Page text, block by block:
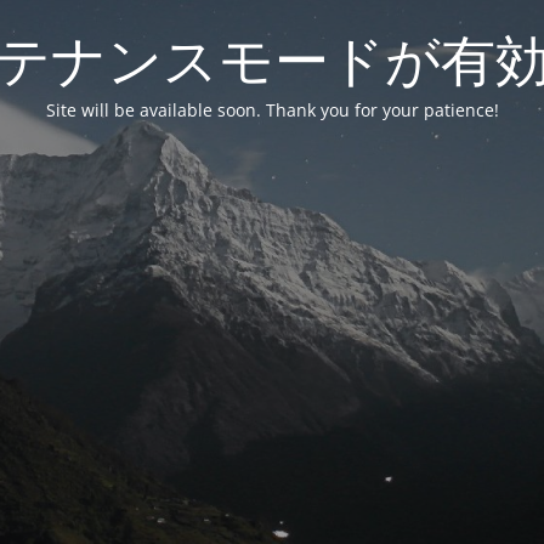
ナンスモードが有
Site will be available soon. Thank you for your patience!